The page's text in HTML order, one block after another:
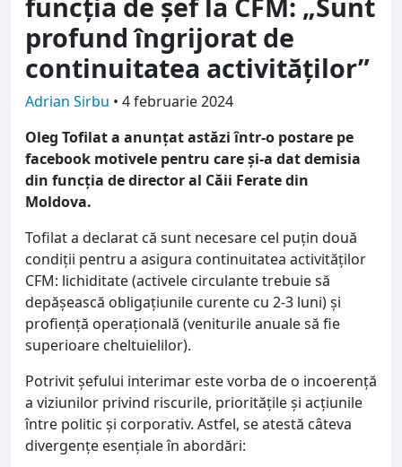
profund îngrijorat de
continuitatea activităților”
Adrian Sirbu • 4 februarie 2024
Oleg Tofilat a anunțat astăzi într-o postare pe
facebook motivele pentru care și-a dat demisia
din funcția de director al Căii Ferate din
Moldova.
Tofilat a declarat că sunt necesare cel puțin două
condiții pentru a asigura continuitatea activităților
CFM: lichiditate (activele circulante trebuie să
depășească obligațiunile curente cu 2-3 luni) și
profiență operațională (veniturile anuale să fie
superioare cheltuielilor).
Potrivit șefului interimar este vorba de o incoerență
a viziunilor privind riscurile, prioritățile și acțiunile
între politic și corporativ. Astfel, se atestă câteva
divergențe esențiale în abordări: